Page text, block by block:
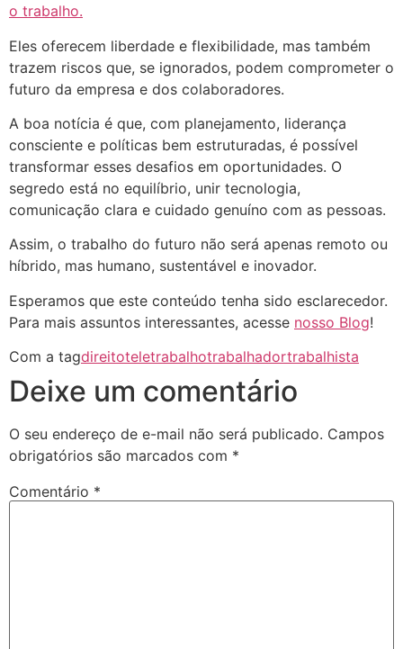
o trabalho.
Eles oferecem liberdade e flexibilidade, mas também
trazem riscos que, se ignorados, podem comprometer o
futuro da empresa e dos colaboradores.
A boa notícia é que, com planejamento, liderança
consciente e políticas bem estruturadas, é possível
transformar esses desafios em oportunidades. O
segredo está no equilíbrio, unir tecnologia,
comunicação clara e cuidado genuíno com as pessoas.
Assim, o trabalho do futuro não será apenas remoto ou
híbrido, mas humano, sustentável e inovador.
Esperamos que este conteúdo tenha sido esclarecedor.
Para mais assuntos interessantes, acesse nosso Blog!
Com a tagdireitoteletrabalhotrabalhadortrabalhista
Deixe um comentário
O seu endereço de e-mail não será publicado. Campos
obrigatórios são marcados com *
Comentário *